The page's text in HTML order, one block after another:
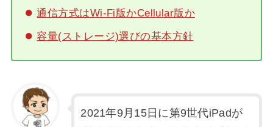
通信方式はWi-Fi版かCellular版か
容量(ストレージ)選びの基本方針
2021年9月15日に第9世代iPadが